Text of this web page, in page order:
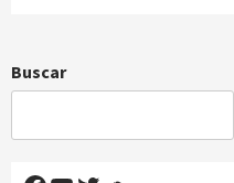
Buscar